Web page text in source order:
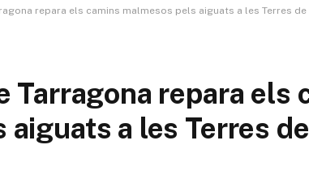
repara els camins malmesos pels aiguats a les Terres de
Tarragona repara els
a les Terres de